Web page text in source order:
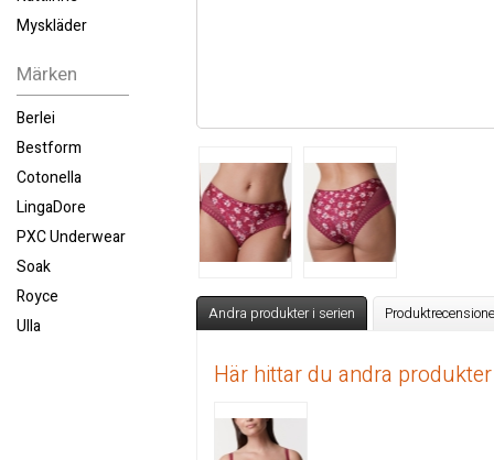
Myskläder
Märken
Berlei
Bestform
Cotonella
LingaDore
PXC Underwear
Soak
Royce
Ulla
Andra produkter i serien
Här hittar du andra